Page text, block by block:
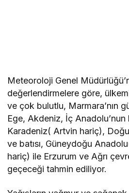
Meteoroloji Genel
değerlendirmelere göre,
ve çok bulutlu, Marmara’nın
Ege, Akdeniz, İç Anadolu’nun
Karadeniz( Artvin hariç),
ve batısı, Güneydoğu
hariç) ile Erzurum ve Ağrı
geçeceği tahmin ediliyor.